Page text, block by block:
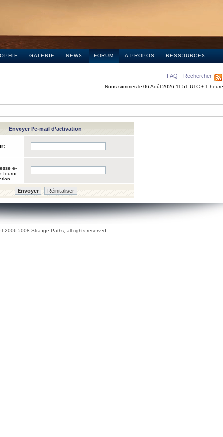
GALERIE NEWS FORUM A PROPOS RESSOURCES
FAQ Rechercher
Nous sommes le 06 Août 2026 11:51 UTC + 1 heure
Envoyer l’e-mail d’activation
e-
fourni
2006-2008 Strange Paths, all rights reserved.